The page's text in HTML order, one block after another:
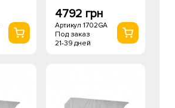
4792 грн
Артикул 1702GA
Под заказ
21-39 дней